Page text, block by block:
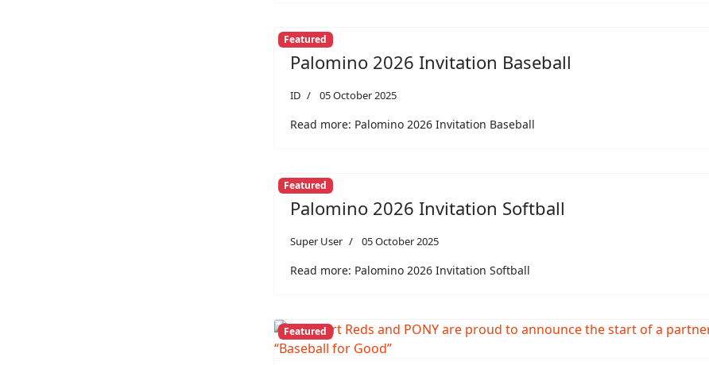
Featured
Palomino 2026 Invitation Baseball
ID 05 October 2025
Read more: Palomino 2026 Invitation Baseball
Featured
Palomino 2026 Invitation Softball
Super User 05 October 2025
Read more: Palomino 2026 Invitation Softball
Featured